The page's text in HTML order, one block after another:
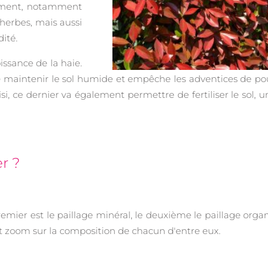
notamment
mais aussi
de la haie.
le sol humide et empêche les adventices de
ce dernier va également permettre de fertiliser le sol,
?
est le paillage minéral, le deuxième le paillage
sur la composition de chacun d'entre eux.